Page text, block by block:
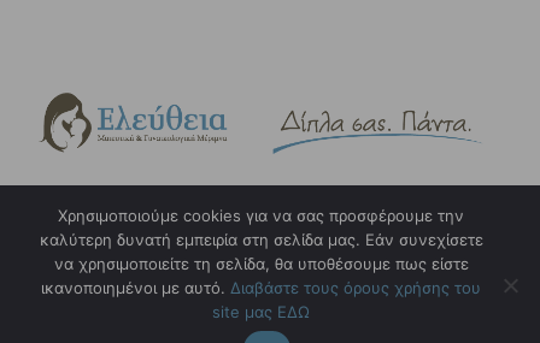
Copyright © 2023. eleftheia.gr. Design & Hosting by
w3specialists.com
Όροι και προϋποθέσεις χρήσης
Χρησιμοποιούμε cookies για να σας προσφέρουμε την
καλύτερη δυνατή εμπειρία στη σελίδα μας. Εάν συνεχίσετε
να χρησιμοποιείτε τη σελίδα, θα υποθέσουμε πως είστε
ικανοποιημένοι με αυτό. Διαβάστε τους όρους χρήσης του
site μας ΕΔΩ